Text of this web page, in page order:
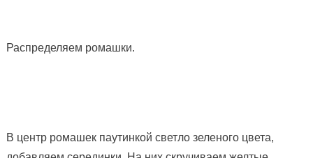
Распределяем ромашки.
В центр ромашек паутинкой светло зеленого цвета,